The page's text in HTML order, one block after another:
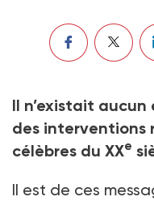
Il n’existait
des interventions
célèbres du XXe
Il est de ces